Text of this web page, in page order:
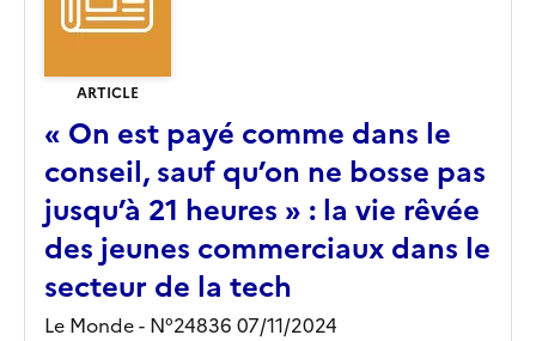
ARTICLE
« On est payé comme dans le
conseil, sauf qu’on ne bosse pas
jusqu’à 21 heures » : la vie rêvée
des jeunes commerciaux dans le
secteur de la tech
Le Monde - N°24836 07/11/2024